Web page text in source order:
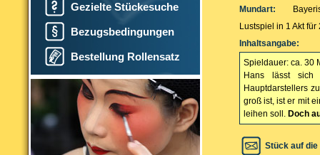
Gezielte Stückesuche
Bezugsbedingungen
Bestellung Rollensatz
Mundart:
Lustspiel in 1 Akt
Inhaltsangabe:
Spieldauer: ca. 30
Hans lässt sich
Hauptdarstellers
groß ist, ist er mit
leihen soll. Doch
Stück auf